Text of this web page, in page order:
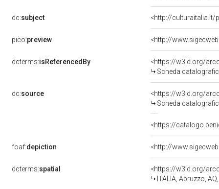
dc:subject <http://culturaitalia.it/
pico:preview <http://
dcterms:isReferencedBy
<https://w3id.org/
Scheda
dc:source
<https://w3id.org/
Scheda
<https://
foaf:depiction <http://
dcterms:spatial
<https://w3id.org/
ITALIA, Abruzzo,